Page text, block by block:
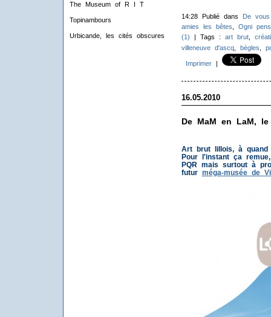
The Museum of R I T
Topinambours
Urbicande, les cités obscures
14:28 Publié dans
De
amies les bêtes
Ogni
(1) | Tags : art brut,
villeneuve d'ascq, bègles
Imprimer|
16.05.2010
De MaM en LaM,
Art brut lillois, à quand
Pour l'instant ça
PQR mais surtout à
futur méga-musée de